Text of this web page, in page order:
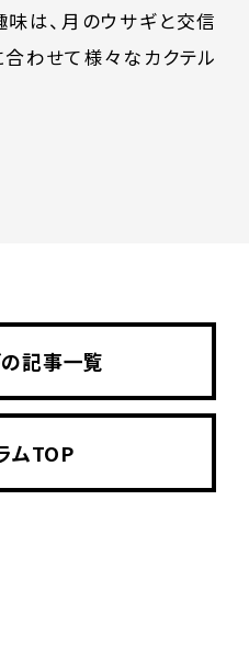
味は、月のウサギと交信
合わせて様々なカクテル
記事一覧
ムTOP